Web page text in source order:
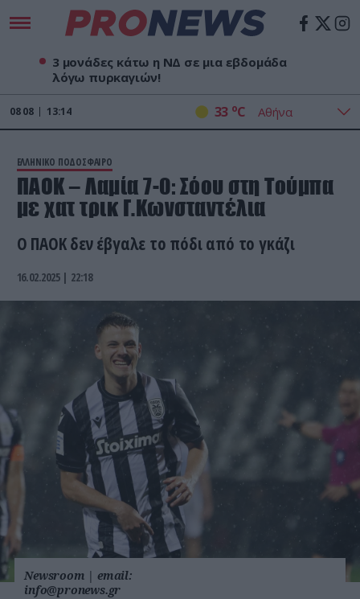
3 μονάδες κάτω η ΝΔ σε μια εβδομάδα
λόγω πυρκαγιών!
08 08 13:14 33 oC
ΕΛΛΗΝΙΚΟ ΠΟΔΟΣΦΑΙΡΟ
ΠΑΟΚ – Λαμία 7-0: Σόου στη Τούμπα
με χατ τρικ Γ.Κωνσταντέλια
Ο ΠΑΟΚ δεν έβγαλε το πόδι από το γκάζι
16.02.2025 | 22:18
Newsroom | email:
info@pronews.gr